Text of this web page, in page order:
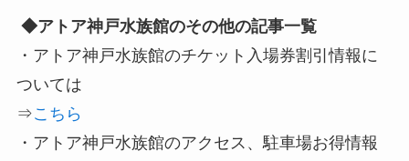
◆アトア神戸水族館のその他の記事一覧
・アトア神戸水族館のチケット入場券割引情報に
ついては
⇒こちら
・アトア神戸水族館のアクセス、駐車場お得情報